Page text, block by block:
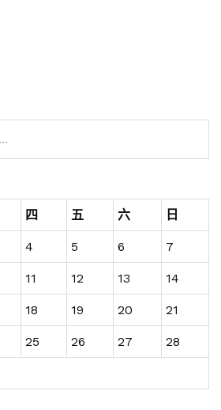
四 五 六 日
4 5 6 7
11 12 13 14
18 19 20 21
25 26 27 28